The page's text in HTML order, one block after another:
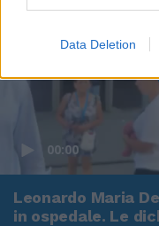
Data Deletion
00:00
Leonardo Maria
in ospedale. Le